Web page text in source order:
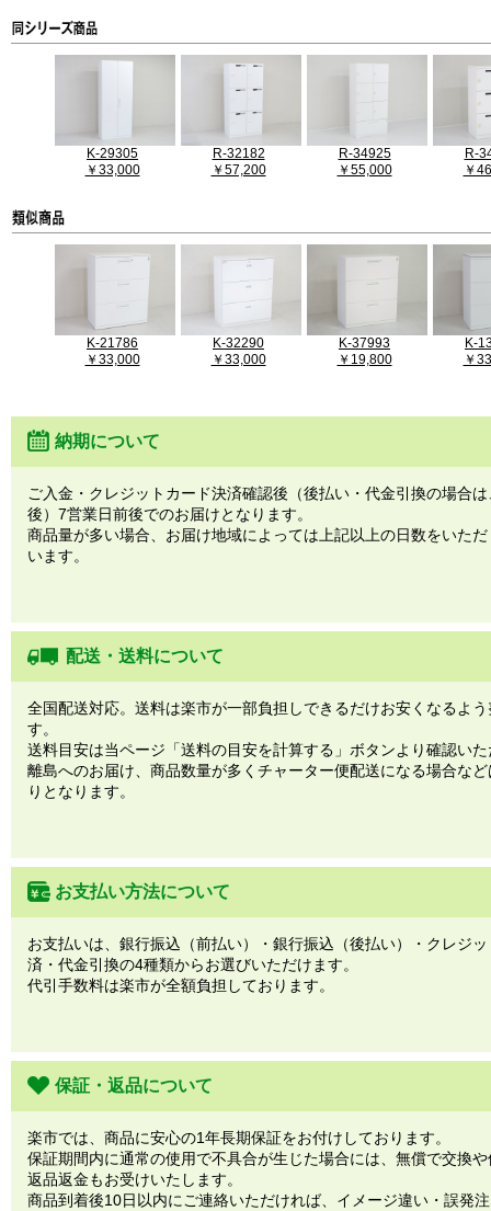
K-29305
￥33,000
R-32182
￥57,200
R-34925
￥55,000
R-
￥
K-21786
￥33,000
K-32290
￥33,000
K-37993
￥19,800
K-
￥
納期について
ご入金・クレジットカード決済確認後（後払い・代金引換の場合
後）7営業日前後でのお届けとなります。
商品量が多い場合、お届け地域によっては上記以上の日数をいた
います。
配送・送料について
全国配送対応。送料は楽市が一部負担しできるだけお安くなるよ
す。
送料目安は当ページ「送料の目安を計算する」ボタンより確認い
離島へのお届け、商品数量が多くチャーター便配送になる場合な
りとなります。
お支払い方法について
お支払いは、銀行振込（前払い）・銀行振込（後払い）・クレジ
済・代金引換の4種類からお選びいただけます。
代引手数料は楽市が全額負担しております。
保証・返品について
楽市では、商品に安心の1年長期保証をお付けしております。
保証期間内に通常の使用で不具合が生じた場合には、無償で交換
返品返金もお受けいたします。
商品到着後10日以内にご連絡いただければ、イメージ違い・誤発